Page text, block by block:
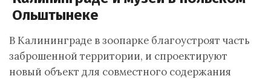
Ольштынеке
В Калининграде в зоопарке благоустроят часть
заброшенной территории, и спроектируют
новый объект для совместного содержания